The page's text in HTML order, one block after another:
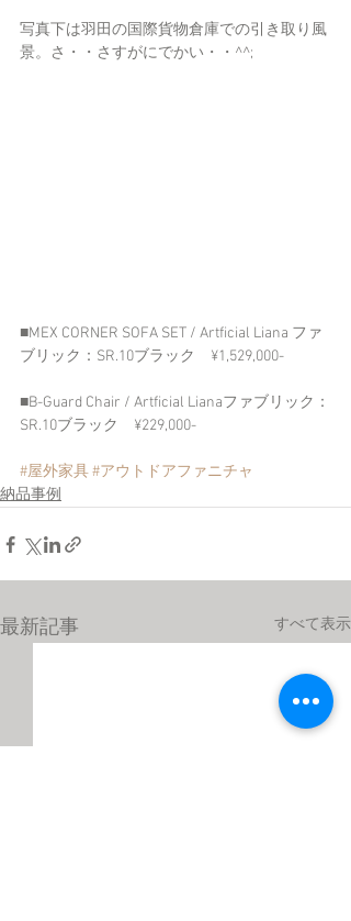
写真下は羽田の国際貨物倉庫での引き取り風
景。さ・・さすがにでかい・・^^;
■MEX CORNER SOFA SET / Artficial Liana ファ
ブリック：SR.10ブラック　¥1,529,000-
■B-Guard Chair / Artficial Lianaファブリック：
SR.10ブラック　¥229,000-
#屋外家具#アウトドアファニチャ
納品事例
最新記事 すべて表示